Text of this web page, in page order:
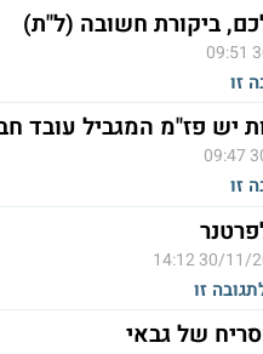
ביקורת חשובה (ל"ת)
זו
יש פז"מ המגביל עובד
זו
30/11/2021
זו
של גבאי